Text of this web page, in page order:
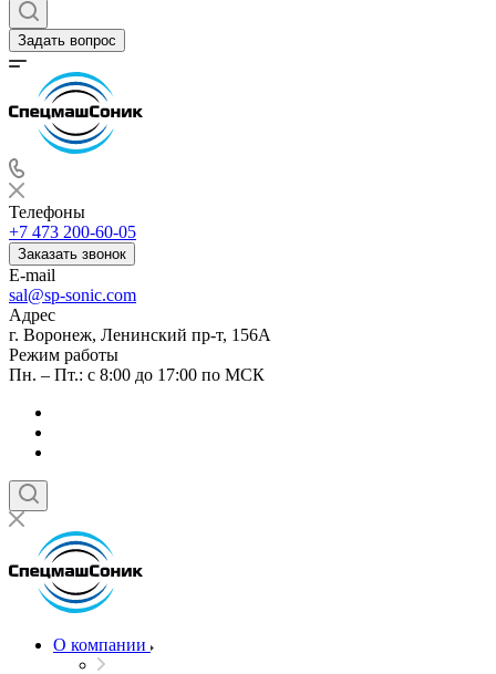
Задать вопрос
Телефоны
+7 473 200-60-05
Заказать звонок
E-mail
sal@sp-sonic.com
Адрес
г. Воронеж, Ленинский пр-т, 156А
Режим работы
Пн. – Пт.: с 8:00 до 17:00 по МСК
О компании